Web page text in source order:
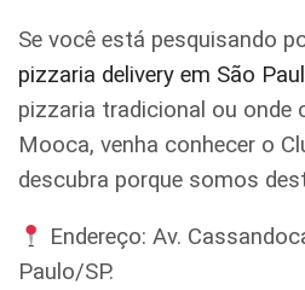
Se você está pesquisando
pizzaria delivery em São
pizzaria tradicional ou onde
Mooca, venha conhecer o
descubra porque somos
Endereço: Av.
Paulo/SP.